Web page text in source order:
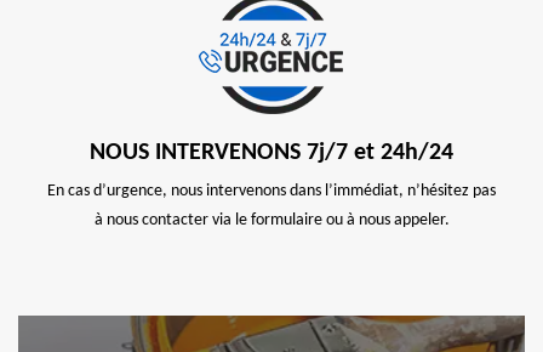
NOUS INTERVENONS 7j/7 et 24h/24
En cas d’urgence, nous intervenons dans l’immédiat, n’hésitez pas
à nous contacter via le formulaire ou à nous appeler.